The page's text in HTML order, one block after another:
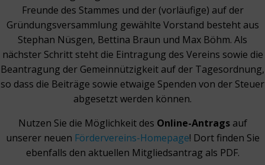
Freunde des Stammes und der (vorläufige) auf der
Gründungsversammlung gewählte Vorstand besteht aus
Stephan Nüsgen, Bettina Braun und Max Böhm. Als
nächster Schritt steht die Eintragung des Vereins sowie die
Beantragung der Gemeinnützigkeit auf der Tagesordnung,
so dass die Beiträge sowie etwaige Spenden von der Steuer
abgesetzt werden können.
Nutzen Sie die Möglichkeit des Online-Antrags auf
unserer neuen Fördervereins-Homepage! Dort finden Sie
ebenfalls den aktuellen Mitgliedsantrag als PDF.